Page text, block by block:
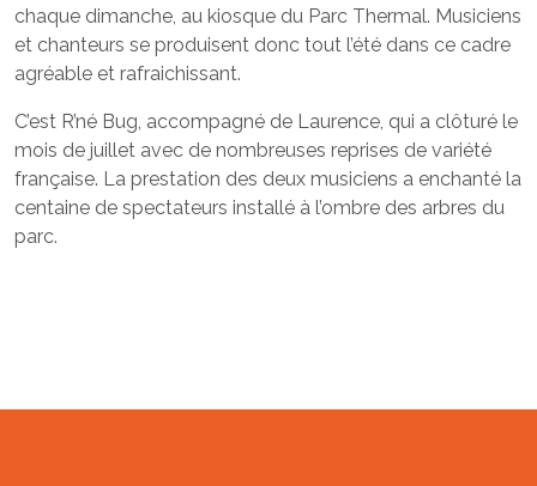
chaque dimanche, au kiosque du Parc Thermal. Musiciens
et chanteurs se produisent donc tout l’été dans ce cadre
agréable et rafraichissant.
C’est R’né Bug, accompagné de Laurence, qui a clôturé le
mois de juillet avec de nombreuses reprises de variété
française. La prestation des deux musiciens a enchanté la
centaine de spectateurs installé à l’ombre des arbres du
parc.